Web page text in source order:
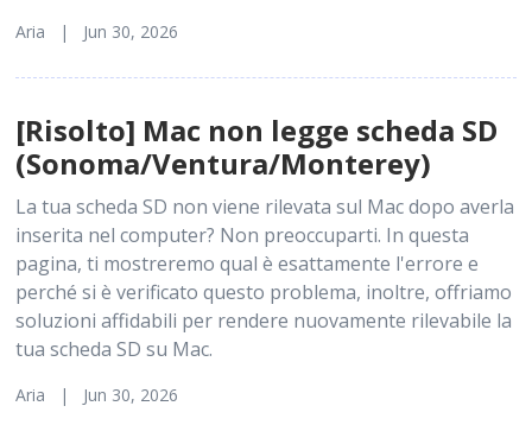
Aria | Jun 30, 2026
[Risolto] Mac non legge scheda SD
(Sonoma/Ventura/Monterey)
La tua scheda SD non viene rilevata sul Mac dopo averla
inserita nel computer? Non preoccuparti. In questa
pagina, ti mostreremo qual è esattamente l'errore e
perché si è verificato questo problema, inoltre, offriamo
soluzioni affidabili per rendere nuovamente rilevabile la
tua scheda SD su Mac.
Aria | Jun 30, 2026